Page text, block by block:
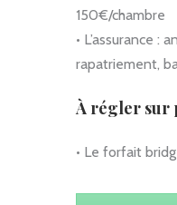
150€/chambre
• L’assurance :
rapatriement,
À régler sur
• Le forfait